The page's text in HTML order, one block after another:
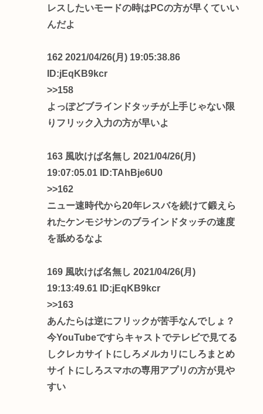
レスしたいモードの時はPCの方が早くていい
んだよ
162 2021/04/26(月) 19:05:38.86
ID:jEqKB9kcr
>>158
よっぽどブラインドタッチが上手じゃない限
りフリック入力の方が早いよ
163 風吹けば名無し 2021/04/26(月)
19:07:05.01 ID:TAhBje6U0
>>162
ニュー速時代から20年レスバを続けて鍛えら
れたケンモジサンのブラインドタッチの速度
を舐めるなよ
169 風吹けば名無し 2021/04/26(月)
19:13:49.61 ID:jEqKB9kcr
>>163
あんたらは逆にフリックが苦手なんでしょ？
今YouTubeですらキャストでテレビで見てる
しクレカサイトにしろメルカリにしろまとめ
サイトにしろスマホの専用アプリの方が見や
すい